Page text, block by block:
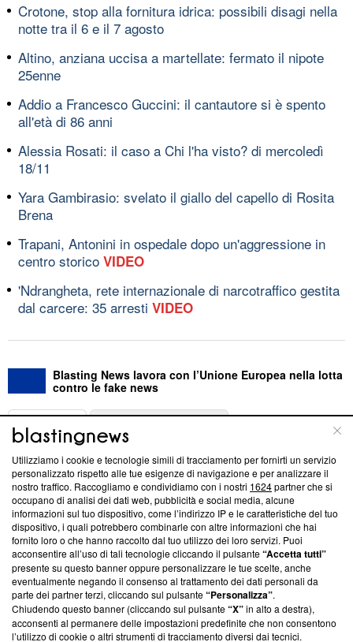
Crotone, stop alla fornitura idrica: possibili disagi nella
notte tra il 6 e il 7 agosto
Altino, anziana uccisa a martellate: fermato il nipote
25enne
Addio a Francesco Guccini: il cantautore si è spento
all'età di 86 anni
Alessia Rosati: il caso a Chi l'ha visto? di mercoledì
18/11
Yara Gambirasio: svelato il giallo del capello di Rosita
Brena
Trapani, Antonini in ospedale dopo un'aggressione in
centro storico VIDEO
'Ndrangheta, rete internazionale di narcotraffico gestita
dal carcere: 35 arresti VIDEO
Blasting News lavora con l’Unione Europea nella lotta
contro le fake news
ABOUT
Questa sezione offre informazioni trasparenti su Blasting
News, sui nostri processi editoriali e su come ci impegniamo a
creare news di qualità. Inoltre, afferma la nostra aderenza a
‘Trust Project - News with Integrity’Blasting News non è
ancora membro del programma, ma ha richiesto di farne
parte; Trust Project non ha ancora effettuato una verifica di
conformità agli standard.
Su di noi
Team editoriale
Utilizziamo i cookie e tecnologie simili di tracciamento per fornirti un servizio
personalizzato rispetto alle tue esigenze di navigazione e per analizzare il
nostro traffico. Raccogliamo e condividiamo con i nostri 1624partner che si
occupano di analisi dei dati web, pubblicità e social media, alcune
informazioni sul tuo dispositivo, come l’indirizzo IP e le caratteristiche del tuo
dispositivo, i quali potrebbero combinarle con altre informazioni che hai
fornito loro o che hanno raccolto dal tuo utilizzo dei loro servizi. Puoi
acconsentire all’uso di tali tecnologie cliccando il pulsante“Accetta tutti”
presente su questo banner oppure personalizzare le tue scelte, anche
eventualmente negando il consenso al trattamento dei dati personali da
parte dei partner terzi, cliccando sul pulsante“Personalizza”.
Chiudendo questo banner (cliccando sul pulsante“X”in alto a destra),
acconsenti al permanere delle impostazioni predefinite che non consentono
l’utilizzo di cookie o altri strumenti di tracciamento diversi dai tecnici.